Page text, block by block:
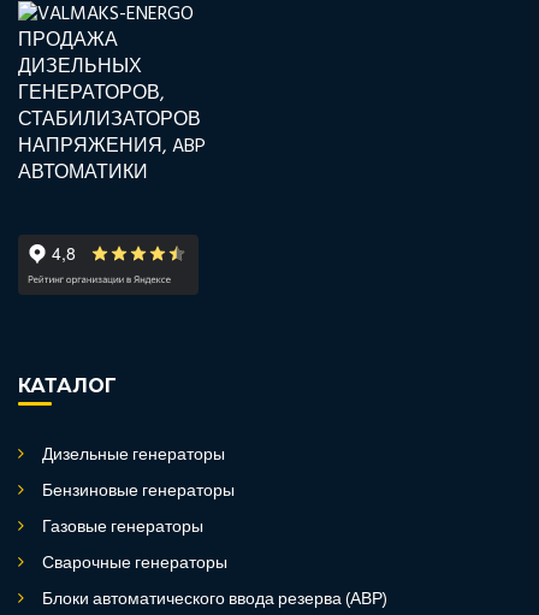
КАТАЛОГ
Дизельные генераторы
Бензиновые генераторы
Газовые генераторы
Сварочные генераторы
Блоки автоматического ввода резерва (АВР)